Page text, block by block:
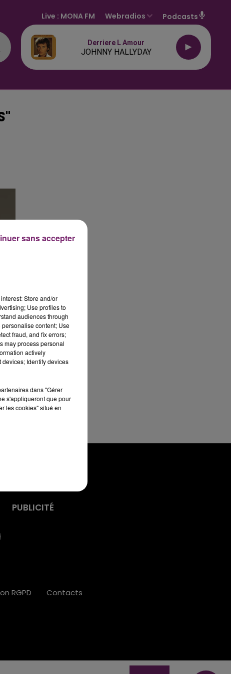
Live : MONA FM Webradios Podcasts
Derriere L Amour
JOHNNY HALLYDAY
PUBLICITÉ
RGPD Contacts
Store and/or
Use profiles to
audiences through
content; Use
fraud, and fix errors;
may process personal
actively
Identify devices
dans "Gérer
s'appliqueront que pour
les cookies" situé en
sans accepter